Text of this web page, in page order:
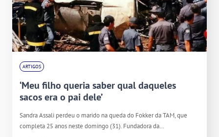
ARTIGOS
‘Meu filho queria saber qual daqueles
sacos era o pai dele’
Sandra Assali perdeu o marido na queda do Fokker da TAM, que
completa 25 anos neste domingo (31). Fundadora da…